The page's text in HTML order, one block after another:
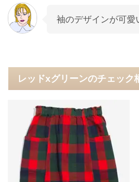
袖のデザインが可
レッドxグリーンのチェック